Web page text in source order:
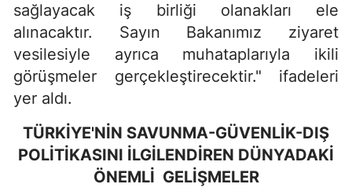
sağlayacak iş birliği olanakları ele
alınacaktır. Sayın Bakanımız ziyaret
vesilesiyle ayrıca muhataplarıyla ikili
görüşmeler gerçekleştirecektir." ifadeleri
yer aldı.
TÜRKİYE'NİN SAVUNMA-GÜVENLİK-DIŞ
POLİTİKASINI İLGİLENDİREN DÜNYADAKİ
ÖNEMLİ GELİŞMELER